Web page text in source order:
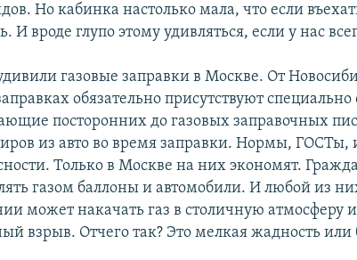
Но кабинка настолько мала, что если
И вроде глупо этому удивляться, если у нас
газовые заправки в Москве. От
обязательно присутствуют
посторонних до газовых заправочных
из авто во время заправки. Нормы, ГОСТы,
Только в Москве на них экономят.
газом баллоны и автомобили. И любой из
может накачать газ в столичную атмосферу
взрыв. Отчего так? Это мелкая жадность